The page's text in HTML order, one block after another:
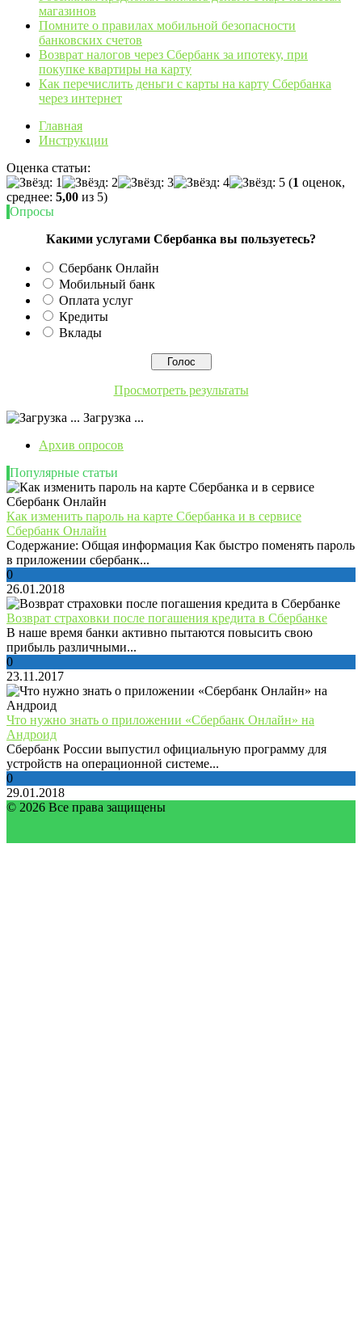
магазинов
Помните о правилах мобильной безопасности
банковских счетов
Возврат налогов через Сбербанк за ипотеку, при
покупке квартиры на карту
Как перечислить деньги с карты на карту Сбербанка
через интернет
Главная
Инструкции
Оценка статьи:
(1 оценок,
среднее: 5,00 из 5)
Опросы
Какими услугами Сбербанка вы пользуетесь?
Сбербанк Онлайн
Мобильный банк
Оплата услуг
Кредиты
Вклады
Просмотреть результаты
Загрузка ...
Архив опросов
Популярные статьи
Как изменить пароль на карте Сбербанка и в сервисе
Сбербанк Онлайн
Содержание: Общая информация Как быстро поменять пароль
в приложении сбербанк...
0
26.01.2018
Возврат страховки после погашения кредита в Сбербанке
В наше время банки активно пытаются повысить свою
прибыль различными...
0
23.11.2017
Что нужно знать о приложении «Сбербанк Онлайн» на
Андроид
Сбербанк России выпустил официальную программу для
устройств на операционной системе...
0
29.01.2018
© 2026 Все права защищены